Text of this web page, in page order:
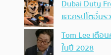
Dubai Duty
และคริปโตอื่น
Tom Lee เตือ
ในปี 2028